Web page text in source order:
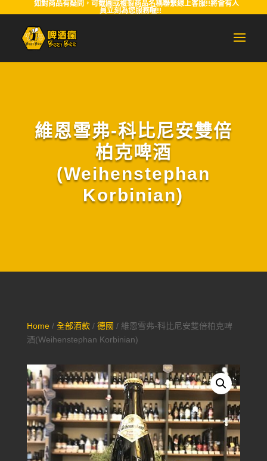
如對商品有疑問，可截圖或複製商品名稱聯繫線上客服!!將會有人
員立刻為您服務喔!!
維恩雪弗-科比尼安雙倍
柏克啤酒
(Weihenstephan
Korbinian)
Home/ 全部酒款/ 德國 / 維恩雪弗-科比尼安雙倍柏克啤
酒(Weihenstephan Korbinian)